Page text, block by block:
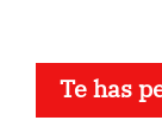
Te has